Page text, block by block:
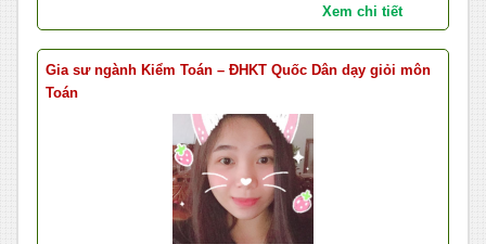
Xem chi tiết
Gia sư ngành Kiểm Toán – ĐHKT Quốc Dân dạy giỏi môn
Toán